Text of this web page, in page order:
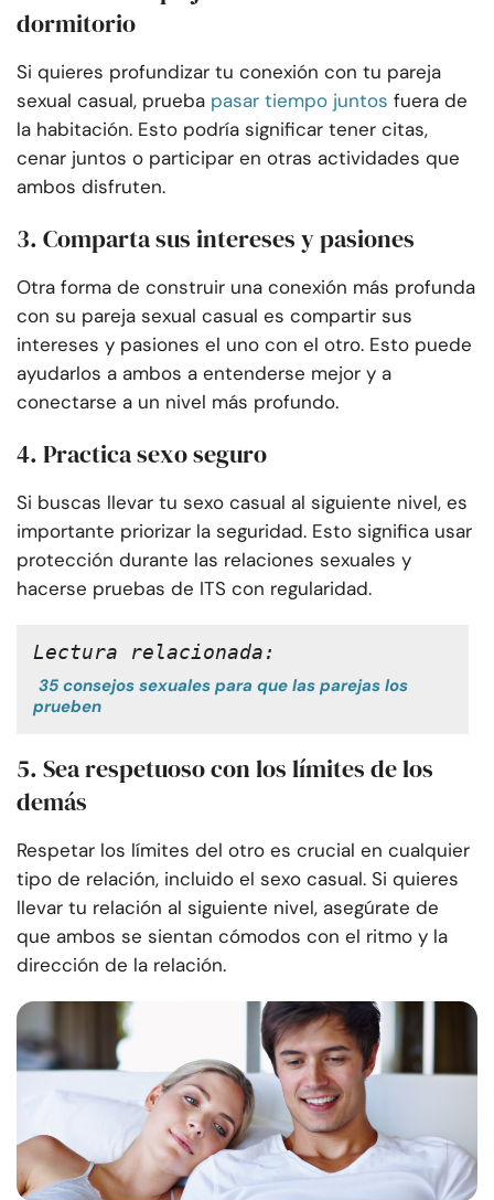
dormitorio
Si quieres profundizar tu conexión con tu pareja
sexual casual, prueba pasar tiempo juntos fuera de
la habitación. Esto podría significar tener citas,
cenar juntos o participar en otras actividades que
ambos disfruten.
3. Comparta sus intereses y pasiones
Otra forma de construir una conexión más profunda
con su pareja sexual casual es compartir sus
intereses y pasiones el uno con el otro. Esto puede
ayudarlos a ambos a entenderse mejor y a
conectarse a un nivel más profundo.
4. Practica sexo seguro
Si buscas llevar tu sexo casual al siguiente nivel, es
importante priorizar la seguridad. Esto significa usar
protección durante las relaciones sexuales y
hacerse pruebas de ITS con regularidad.
Lectura relacionada:
35 consejos sexuales para que las parejas los
prueben
5. Sea respetuoso con los límites de los
demás
Respetar los límites del otro es crucial en cualquier
tipo de relación, incluido el sexo casual. Si quieres
llevar tu relación al siguiente nivel, asegúrate de
que ambos se sientan cómodos con el ritmo y la
dirección de la relación.